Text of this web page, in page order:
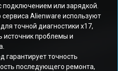
подключением или зарядкой.
Alienware используют
точной диагностики x17,
источник проблемы и
гарантирует точность
последующего ремонта,